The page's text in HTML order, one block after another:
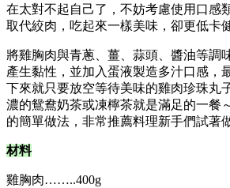
在太對不起自己了，不妨考慮使用口感
取代絞肉，吃起來一樣美味，卻更低卡
將雞胸肉與青蔥、薑、蒜頭、醬油等調
產生黏性，並加入蛋液製造多汁口感，
下來就只要放空等待美味的雞肉珍珠丸
濃的鴛鴦奶茶或凍檸茶就是滿足的一餐
的簡單做法，非常推薦料理新手們試著
材料
雞胸肉……..400g